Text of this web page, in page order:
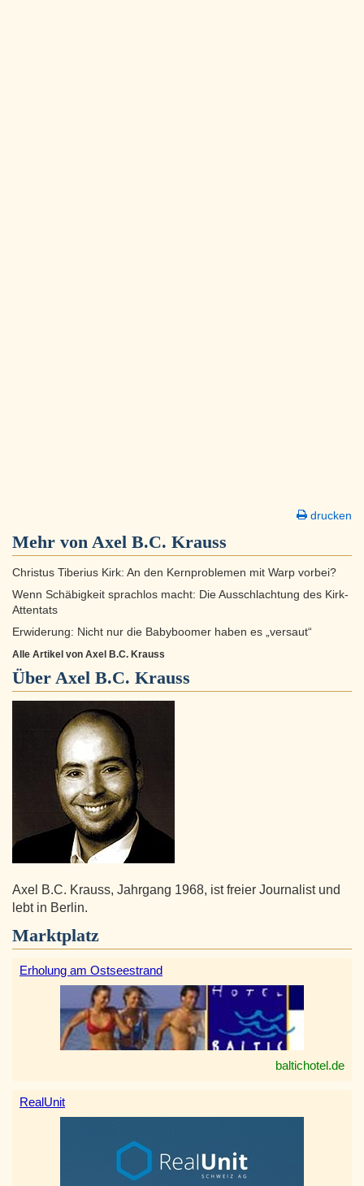
drucken
Mehr von Axel B.C. Krauss
Christus Tiberius Kirk: An den Kernproblemen mit Warp vorbei?
Wenn Schäbigkeit sprachlos macht: Die Ausschlachtung des Kirk-
Attentats
Erwiderung: Nicht nur die Babyboomer haben es „versaut“
Alle Artikel von Axel B.C. Krauss
Über Axel B.C. Krauss
Axel B.C. Krauss, Jahrgang 1968, ist freier Journalist und
lebt in Berlin.
Marktplatz
Erholung am Ostseestrand
baltichotel.de
RealUnit